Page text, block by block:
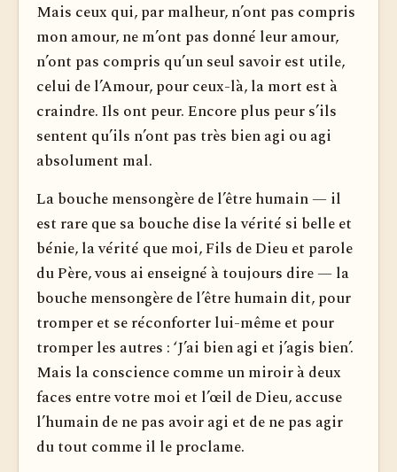
Mais ceux qui, par malheur, n’ont pas compris
mon amour, ne m’ont pas donné leur amour,
n’ont pas compris qu’un seul savoir est utile,
celui de l’Amour, pour ceux-là, la mort est à
craindre. Ils ont peur. Encore plus peur s’ils
sentent qu’ils n’ont pas très bien agi ou agi
absolument mal.
La bouche mensongère de l’être humain — il
est rare que sa bouche dise la vérité si belle et
bénie, la vérité que moi, Fils de Dieu et parole
du Père, vous ai enseigné à toujours dire — la
bouche mensongère de l’être humain dit, pour
tromper et se réconforter lui-même et pour
tromper les autres : ‘J’ai bien agi et j’agis bien’.
Mais la conscience comme un miroir à deux
faces entre votre moi et l’œil de Dieu, accuse
l’humain de ne pas avoir agi et de ne pas agir
du tout comme il le proclame.